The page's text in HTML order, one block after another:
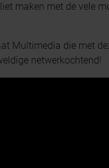
maken met de vele
Multimedia die met
netwerkochtend!